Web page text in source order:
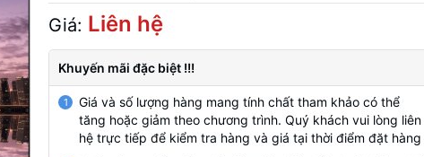
Giá: Liên hệ
Khuyến mãi đặc biệt !!!
1
Giá và số lượng hàng mang tính chất tham khảo có thể
tăng hoặc giảm theo chương trình. Quý khách vui lòng liên
hệ trực tiếp để kiểm tra hàng và giá tại thời điểm đặt hàng